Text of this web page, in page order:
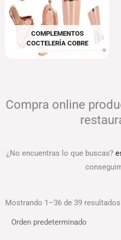
COMPLEMENTOS
COCTELERÍA COBRE
Compra online
¿No encuentras lo que buscas?
Mostrando 1–36 de 39 resultados